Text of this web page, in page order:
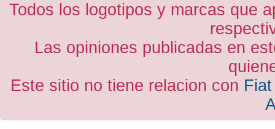
Todos los logotipos y marcas que
Las opiniones publicadas en
Este sitio no tiene relacion con